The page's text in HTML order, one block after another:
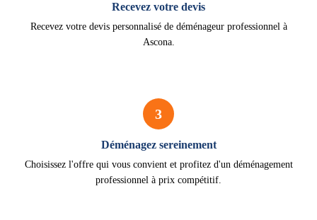
Recevez votre devis
Recevez votre devis personnalisé de déménageur professionnel à
Ascona.
3
Déménagez sereinement
Choisissez l'offre qui vous convient et profitez d'un déménagement
professionnel à prix compétitif.